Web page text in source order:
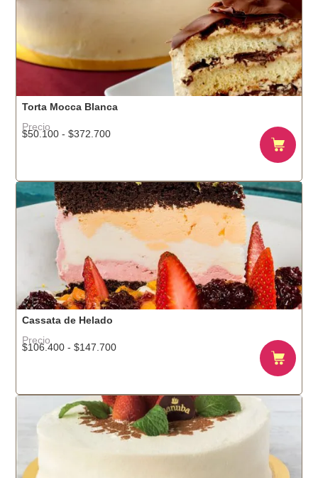
Torta Mocca Blanca
Precio
$50.100 - $372.700Rango
$50.100
hasta
$372.700
Cassata de Helado
Precio
$106.400 -$147.700